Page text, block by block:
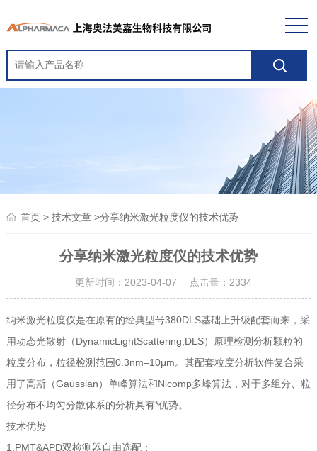
首页> 技术文章>分享纳米激光粒度仪的技术优势
分享纳米激光粒度仪的技术优势
更新时间：2023-04-07 点击量： 2334
纳米激光粒度仪是在原有的经典型号380DLS基础上升级配套而来，采
用动态光散射（DynamicLightScattering,DLS）原理检测分析颗粒的
粒度分布，粒径检测范围0.3nm–10μm。其配套粒度分析软件复合采
用了高斯（Gaussian）单峰算法和Nicomp多峰算法，对于多组分、粒
径分布不均匀分散体系的分析具有*优势。
技术优势
1.PMT&APD双检测器自由选配；